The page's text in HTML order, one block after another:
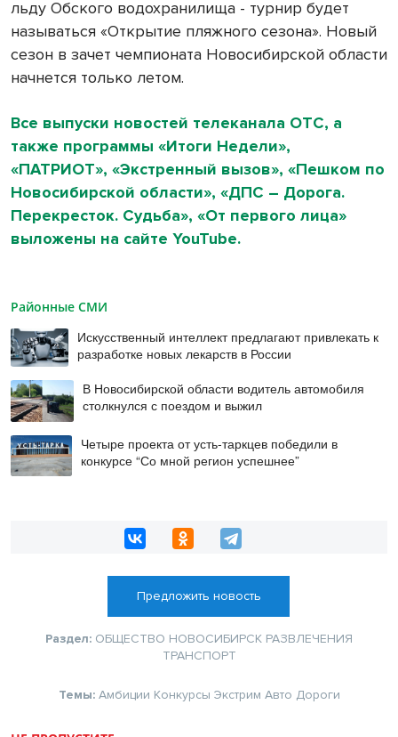
льду Обского водохранилища - турнир будет
называться «Открытие пляжного сезона». Новый
сезон в зачет чемпионата Новосибирской области
начнется только летом.
Все выпуски новостей телеканала ОТС, а
также программы «Итоги Недели»,
«ПАТРИОТ», «Экстренный вызов», «Пешком по
Новосибирской области», «ДПС – Дорога.
Перекресток. Судьба», «От первого лица»
выложены на сайте YouTube.
Районные СМИ
Искусственный интеллект предлагают привлекать к
разработке новых лекарств в России
В Новосибирской области водитель автомобиля
столкнулся с поездом и выжил
Четыре проекта от усть-таркцев победили в
конкурсе “Со мной регион успешнее”
Предложить новость
Раздел: ОБЩЕСТВО НОВОСИБИРСК РАЗВЛЕЧЕНИЯ
ТРАНСПОРТ
Темы: Амбиции Конкурсы Экстрим Авто Дороги